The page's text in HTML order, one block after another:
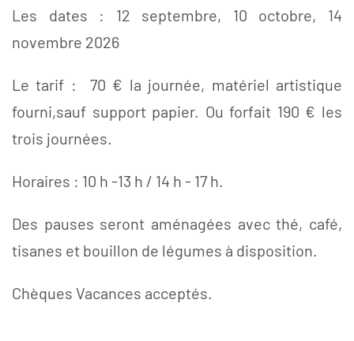
Les dates : 12 septembre, 10 octobre, 14
novembre 2026
Le tarif : 70 € la journée, matériel artistique
fourni,sauf support papier. Ou forfait 190 € les
trois journées.
Horaires : 10 h -13 h / 14 h - 17 h.
Des pauses seront aménagées avec thé, café,
tisanes et bouillon de légumes à disposition.
Chèques Vacances acceptés.